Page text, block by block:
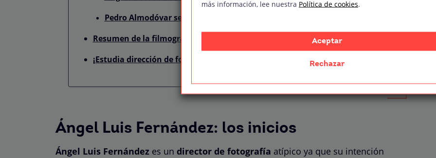
Pedro Almodóvar se cruza en su camino
Resumen de la filmografía de Ángel Luis Fernández
¡Estudia dirección de fotografía!
Ángel Luis Fernández: los inicios
Ángel Luis Fernández es un director de fotografía atípico ya que su intención
más información, lee nuestra Política de cookies.
Aceptar
Rechazar